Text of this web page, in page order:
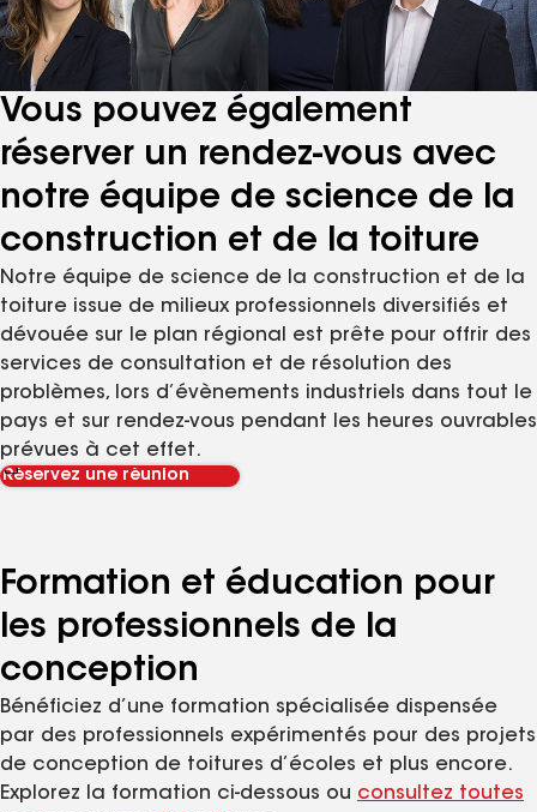
Vous pouvez également
réserver un rendez-vous avec
notre équipe de science de la
construction et de la toiture
Notre équipe de science de la construction et de la
toiture issue de milieux professionnels diversifiés et
dévouée sur le plan régional est prête pour offrir des
services de consultation et de résolution des
problèmes, lors d’évènements industriels dans tout le
pays et sur rendez-vous pendant les heures ouvrables
prévues à cet effet.
Réservez une réunion
Formation et éducation pour
les professionnels de la
conception
Bénéficiez d’une formation spécialisée dispensée
par des professionnels expérimentés pour des projets
de conception de toitures d’écoles et plus encore.
Explorez la formation ci-dessous ou consultez toutes